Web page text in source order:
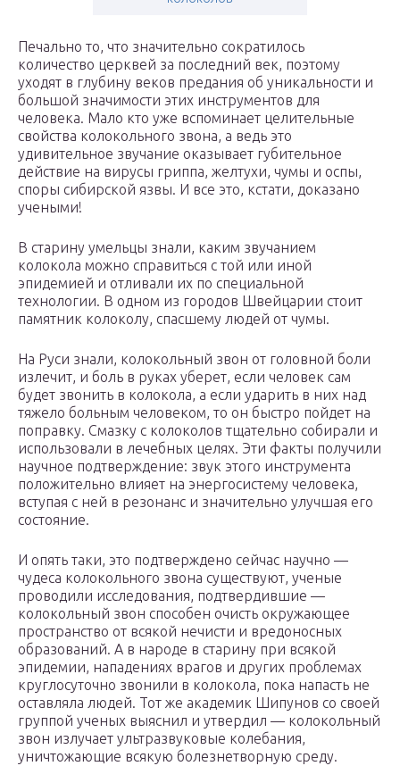
Печально то, что значительно сократилось
количество церквей за последний век, поэтому
уходят в глубину веков предания об уникальности и
большой значимости этих инструментов для
человека. Мало кто уже вспоминает целительные
свойства колокольного звона, а ведь это
удивительное звучание оказывает губительное
действие на вирусы гриппа, желтухи, чумы и оспы,
споры сибирской язвы. И все это, кстати, доказано
учеными!
В старину умельцы знали, каким звучанием
колокола можно справиться с той или иной
эпидемией и отливали их по специальной
технологии. В одном из городов Швейцарии стоит
памятник колоколу, спасшему людей от чумы.
На Руси знали, колокольный звон от головной боли
излечит, и боль в руках уберет, если человек сам
будет звонить в колокола, а если ударить в них над
тяжело больным человеком, то он быстро пойдет на
поправку. Смазку с колоколов тщательно собирали и
использовали в лечебных целях. Эти факты получили
научное подтверждение: звук этого инструмента
положительно влияет на энергосистему человека,
вступая с ней в резонанс и значительно улучшая его
состояние.
И опять таки, это подтверждено сейчас научно —
чудеса колокольного звона существуют, ученые
проводили исследования, подтвердившие —
колокольный звон способен очисть окружающее
пространство от всякой нечисти и вредоносных
образований. А в народе в старину при всякой
эпидемии, нападениях врагов и других проблемах
круглосуточно звонили в колокола, пока напасть не
оставляла людей. Тот же академик Шипунов со своей
группой ученых выяснил и утвердил — колокольный
звон излучает ультразвуковые колебания,
уничтожающие всякую болезнетворную среду.